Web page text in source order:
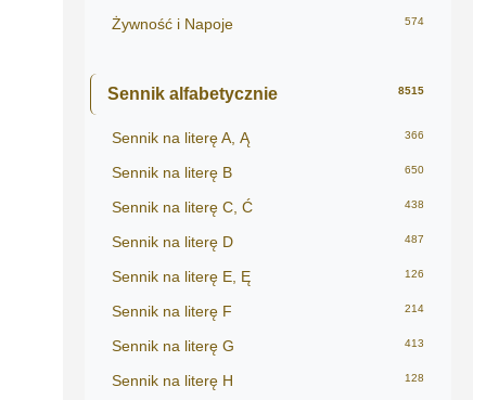
Żywność i Napoje 574
Sennik alfabetycznie 8515
Sennik na literę A, Ą 366
Sennik na literę B 650
Sennik na literę C, Ć 438
Sennik na literę D 487
Sennik na literę E, Ę 126
Sennik na literę F 214
Sennik na literę G 413
Sennik na literę H 128